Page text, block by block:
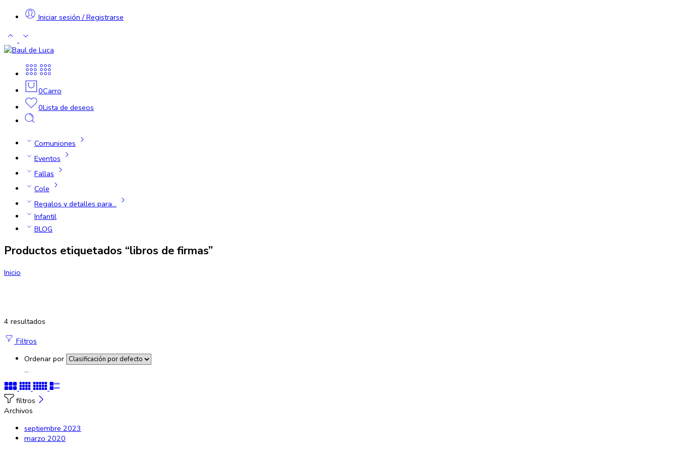
Iniciar sesión / Registrarse
0Carro
0Lista de deseos
Comuniones
Eventos
Fallas
Cole
Regalos y detalles para…
Infantil
BLOG
Productos etiquetados “libros de firmas”
Inicio
4 resultados
Filtros
Ordenar por
...
filtros
Archivos
septiembre 2023
marzo 2020